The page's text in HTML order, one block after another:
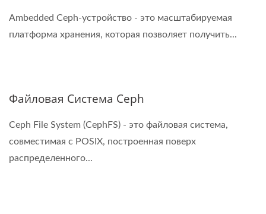
Ambedded Ceph-устройство - это масштабируемая
платформа хранения, которая позволяет получить...
Файловая Система Ceph
Ceph File System (CephFS) - это файловая система,
совместимая с POSIX, построенная поверх
распределенного...